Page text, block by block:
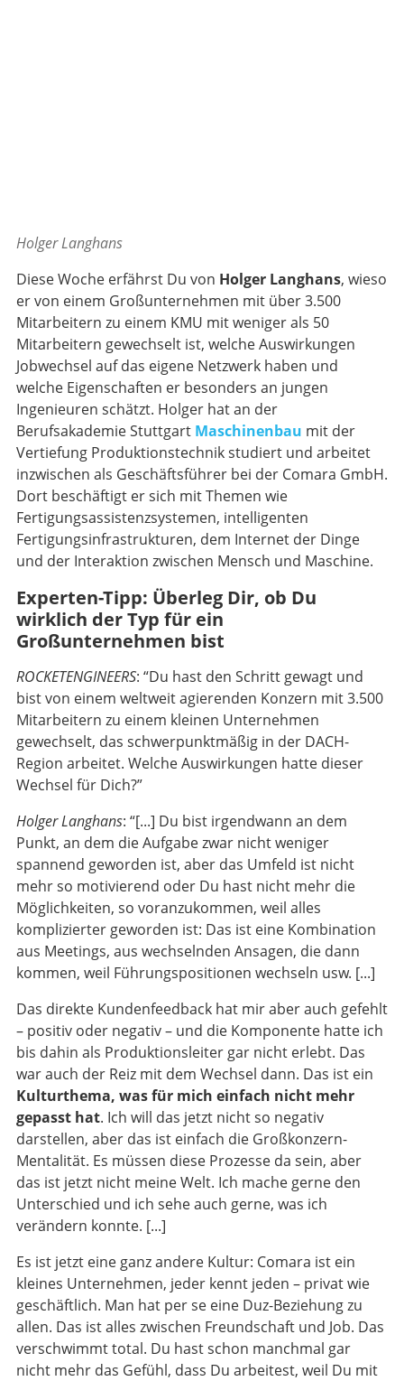
Holger Langhans
Diese Woche erfährst Du von Holger Langhans, wieso
er von einem Großunternehmen mit über 3.500
Mitarbeitern zu einem KMU mit weniger als 50
Mitarbeitern gewechselt ist, welche Auswirkungen
Jobwechsel auf das eigene Netzwerk haben und
welche Eigenschaften er besonders an jungen
Ingenieuren schätzt. Holger hat an der
Berufsakademie Stuttgart Maschinenbau mit der
Vertiefung Produktionstechnik studiert und arbeitet
inzwischen als Geschäftsführer bei der Comara GmbH.
Dort beschäftigt er sich mit Themen wie
Fertigungsassistenzsystemen, intelligenten
Fertigungsinfrastrukturen, dem Internet der Dinge
und der Interaktion zwischen Mensch und Maschine.
Experten-Tipp: Überleg Dir, ob Du
wirklich der Typ für ein
Großunternehmen bist
ROCKETENGINEERS: “Du hast den Schritt gewagt und
bist von einem weltweit agierenden Konzern mit 3.500
Mitarbeitern zu einem kleinen Unternehmen
gewechselt, das schwerpunktmäßig in der DACH-
Region arbeitet. Welche Auswirkungen hatte dieser
Wechsel für Dich?”
Holger Langhans: “[...] Du bist irgendwann an dem
Punkt, an dem die Aufgabe zwar nicht weniger
spannend geworden ist, aber das Umfeld ist nicht
mehr so motivierend oder Du hast nicht mehr die
Möglichkeiten, so voranzukommen, weil alles
komplizierter geworden ist: Das ist eine Kombination
aus Meetings, aus wechselnden Ansagen, die dann
kommen, weil Führungspositionen wechseln usw. [...]
Das direkte Kundenfeedback hat mir aber auch gefehlt
– positiv oder negativ – und die Komponente hatte ich
bis dahin als Produktionsleiter gar nicht erlebt. Das
war auch der Reiz mit dem Wechsel dann. Das ist ein
Kulturthema, was für mich einfach nicht mehr
gepasst hat. Ich will das jetzt nicht so negativ
darstellen, aber das ist einfach die Großkonzern-
Mentalität. Es müssen diese Prozesse da sein, aber
das ist jetzt nicht meine Welt. Ich mache gerne den
Unterschied und ich sehe auch gerne, was ich
verändern konnte. [...]
Es ist jetzt eine ganz andere Kultur: Comara ist ein
kleines Unternehmen, jeder kennt jeden – privat wie
geschäftlich. Man hat per se eine Duz-Beziehung zu
allen. Das ist alles zwischen Freundschaft und Job. Das
verschwimmt total. Du hast schon manchmal gar
nicht mehr das Gefühl, dass Du arbeitest, weil Du mit